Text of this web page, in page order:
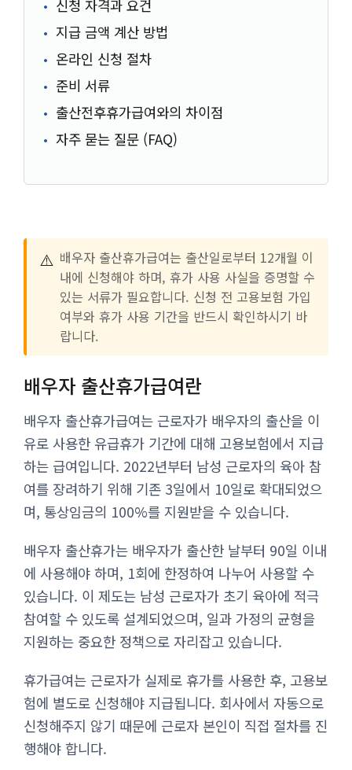
신청 자격과 요건
지급 금액 계산 방법
온라인 신청 절차
준비 서류
출산전후휴가급여와의 차이점
자주 묻는 질문 (FAQ)
⚠️ 배우자 출산휴가급여는 출산일로부터 12개월 이
내에 신청해야 하며, 휴가 사용 사실을 증명할 수
있는 서류가 필요합니다. 신청 전 고용보험 가입
여부와 휴가 사용 기간을 반드시 확인하시기 바
랍니다.
배우자 출산휴가급여란
배우자 출산휴가급여는 근로자가 배우자의 출산을 이
유로 사용한 유급휴가 기간에 대해 고용보험에서 지급
하는 급여입니다. 2022년부터 남성 근로자의 육아 참
여를 장려하기 위해 기존 3일에서 10일로 확대되었으
며, 통상임금의 100%를 지원받을 수 있습니다.
배우자 출산휴가는 배우자가 출산한 날부터 90일 이내
에 사용해야 하며, 1회에 한정하여 나누어 사용할 수
있습니다. 이 제도는 남성 근로자가 초기 육아에 적극
참여할 수 있도록 설계되었으며, 일과 가정의 균형을
지원하는 중요한 정책으로 자리잡고 있습니다.
휴가급여는 근로자가 실제로 휴가를 사용한 후, 고용보
험에 별도로 신청해야 지급됩니다. 회사에서 자동으로
신청해주지 않기 때문에 근로자 본인이 직접 절차를 진
행해야 합니다.